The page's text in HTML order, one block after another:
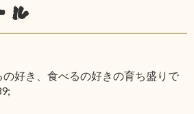
ル
好き、食べるの好きの育ち盛りで